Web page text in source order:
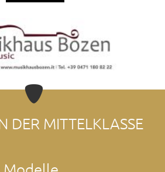
DER MITTEL­KLASSE